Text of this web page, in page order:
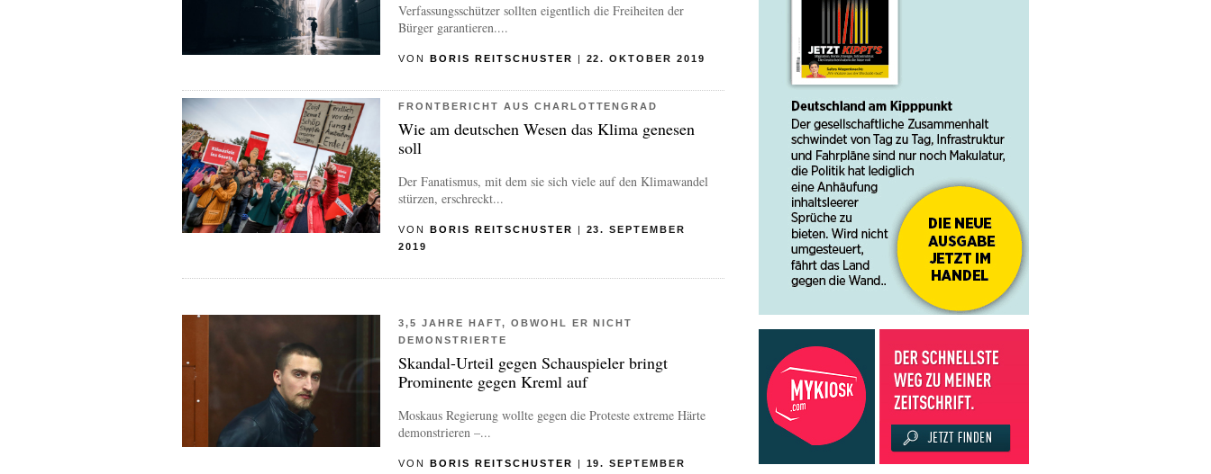
Verfassungsschützer sollten eigentlich die Freiheiten der
Bürger garantieren....
VON BORIS REITSCHUSTER | 22. OKTOBER 2019
FRONTBERICHT AUS CHARLOTTENGRAD
Wie am deutschen Wesen das Klima genesen
soll
Der Fanatismus, mit dem sie sich viele auf den Klimawandel
stürzen, erschreckt...
VON BORIS REITSCHUSTER | 23. SEPTEMBER
2019
3,5 JAHRE HAFT, OBWOHL ER NICHT
DEMONSTRIERTE
Skandal-Urteil gegen Schauspieler bringt
Prominente gegen Kreml auf
Moskaus Regierung wollte gegen die Proteste extreme Härte
demonstrieren –...
VON BORIS REITSCHUSTER | 19. SEPTEMBER